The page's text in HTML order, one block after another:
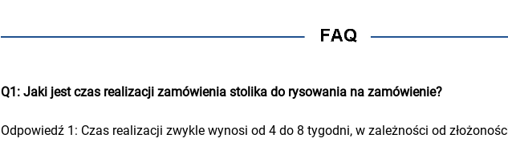
Q1: Jaki jest czas realizacji zamówienia stolika do rysowania na zamówienie?
Odpowiedź 1: Czas realizacji zwykle wynosi od 4 do 8 tygodni, w zależności od